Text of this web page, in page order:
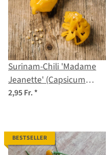
Surinam-Chili 'Madame
Jeanette' (Capsicum
chinense) Samen
2,95 Fr.*
BESTSELLER